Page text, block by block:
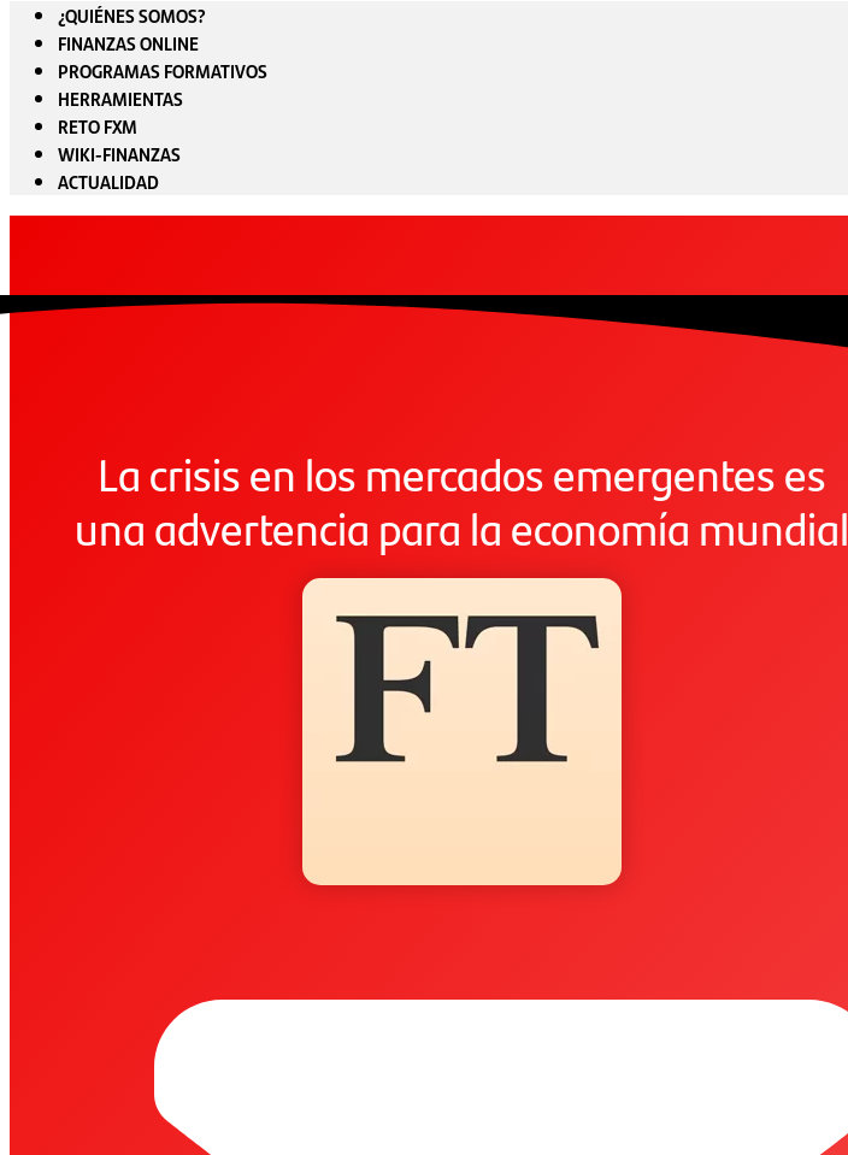
¿QUIÉNES SOMOS?
FINANZAS ONLINE
PROGRAMAS FORMATIVOS
HERRAMIENTAS
RETO FXM
WIKI-FINANZAS
ACTUALIDAD
La crisis en los mercados emergentes es
una advertencia para la economía mundial